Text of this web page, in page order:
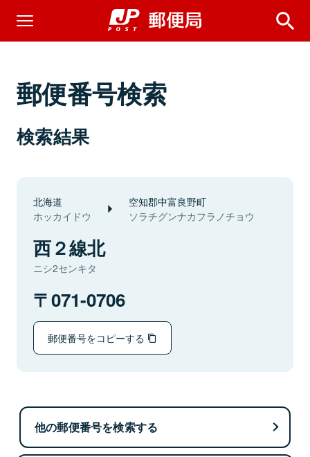
郵便番号検索
検索結果
北海道
ホッカイドウ
空知郡中富良野町
ソラチグンナカフラノチョウ
西２線北
ニシ2センキタ
071-0706
郵便番号をコピーする
他の郵便番号を検索する